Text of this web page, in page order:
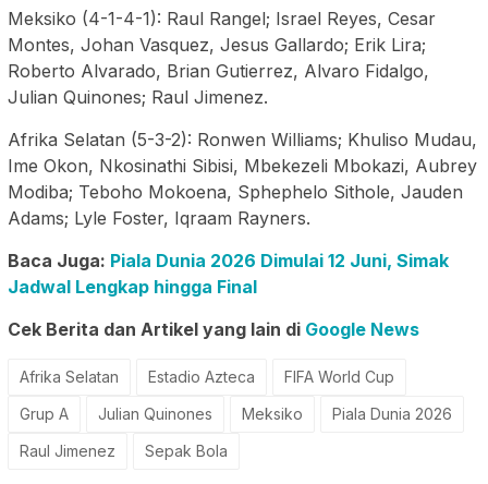
Meksiko (4-1-4-1): Raul Rangel; Israel Reyes, Cesar
Montes, Johan Vasquez, Jesus Gallardo; Erik Lira;
Roberto Alvarado, Brian Gutierrez, Alvaro Fidalgo,
Julian Quinones; Raul Jimenez.
Afrika Selatan (5-3-2): Ronwen Williams; Khuliso Mudau,
Ime Okon, Nkosinathi Sibisi, Mbekezeli Mbokazi, Aubrey
Modiba; Teboho Mokoena, Sphephelo Sithole, Jauden
Adams; Lyle Foster, Iqraam Rayners.
Baca Juga: Piala Dunia 2026 Dimulai 12 Juni, Simak
Jadwal Lengkap hingga Final
Cek Berita dan Artikel yang lain di Google News
Afrika Selatan Estadio Azteca
FIFA World Cup
Grup A
Julian Quinones Meksiko
Piala Dunia 2026
Raul Jimenez
Sepak Bola